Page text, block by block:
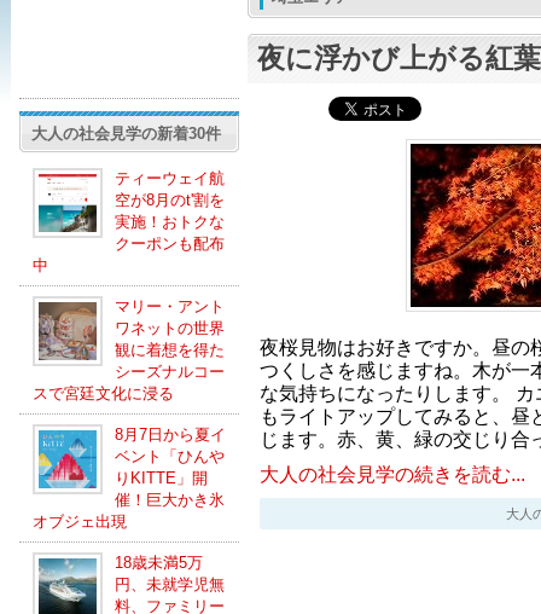
大人の社会見学の新着30件
ティーウェイ航
空が8月のt'割を
実施！おトクな
クーポンも配布
中
マリー・アント
ワネットの世界
観に着想を得た
シーズナルコー
スで宮廷文化に浸る
8月7日から夏イ
ベント「ひんや
りKITTE」開
催！巨大かき氷
オブジェ出現
18歳未満5万
円、未就学児無
料、ファミリー
夜に浮かび上がる紅
夜桜見物はお好きですか。昼の
つくしさを感じますね。木が一
な気持ちになったりします。
もライトアップしてみると、昼
じます。赤、黄、緑の交じり
大人の社会見学の続きを読む...
大人